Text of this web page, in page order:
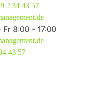
2 34 43 57
8:00 - 17:00
43 57